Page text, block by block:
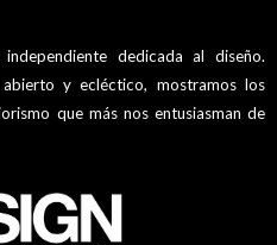
dedicada al diseño.
y ecléctico, mostramos los
que más nos entusiasman de